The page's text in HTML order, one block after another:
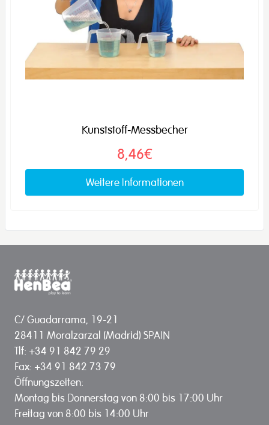
Kunststoff-Messbecher
8,46€
Weitere Informationen
C/ Guadarrama, 19-21
28411 Moralzarzal (Madrid) SPAIN
Tlf: +34 91 842 79 29
Fax: +34 91 842 73 79
Öffnungszeiten:
Montag bis Donnerstag von 8:00 bis 17:00 Uhr
Freitag von 8:00 bis 14:00 Uhr